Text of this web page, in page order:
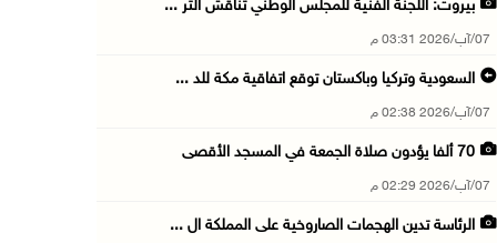
بيروت: اللجنة الفنية للمجلس الوطني تناقش التر ...
07/آب/2026 03:31 م
السعودية وتركيا وباكستان توقع اتفاقية مكة للد ...
07/آب/2026 02:38 م
70 ألفا يؤدون صلاة الجمعة في المسجد الأقصى
07/آب/2026 02:29 م
الرئاسة تدين الهجمات الصاروخية على المملكة ال ...